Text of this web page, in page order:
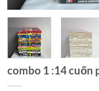
combo 1 :14 cuốn